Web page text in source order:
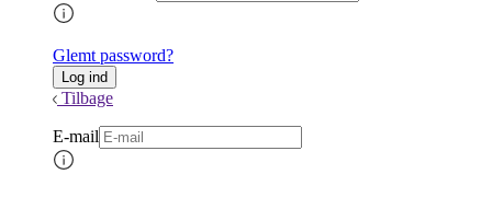
Glemt password?
Tilbage
E-mail